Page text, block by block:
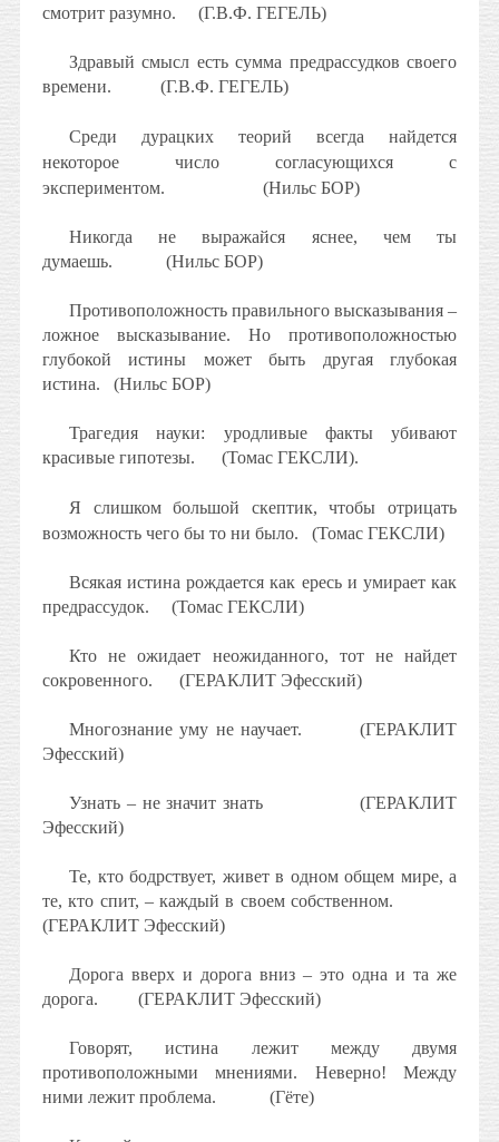
смотрит разумно.
(Г.В.Ф. ГЕГЕЛЬ)
Здравый смысл есть сумма предрассудков своего
времени.
(Г.В.Ф. ГЕГЕЛЬ)
Среди дурацких теорий всегда найдется
некоторое число согласующихся с
экспериментом.
(Нильс БОР)
Никогда не выражайся яснее, чем ты
думаешь.
(Нильс БОР)
Противоположность правильного высказывания –
ложное высказывание. Но противоположностью
глубокой истины может быть другая глубокая
истина.
(Нильс БОР)
Трагедия науки: уродливые факты убивают
красивые гипотезы.
(Томас ГЕКСЛИ).
Я слишком большой скептик, чтобы отрицать
возможность чего бы то ни было.
(Томас ГЕКСЛИ)
Всякая истина рождается как ересь и умирает как
предрассудок.
(Томас ГЕКСЛИ)
Кто не ожидает неожиданного, тот не найдет
сокровенного.
(ГЕРАКЛИТ Эфесский)
Многознание уму не научает.
(ГЕРАКЛИТ
Эфесский)
Узнать – не значит знать
(ГЕРАКЛИТ
Эфесский)
Те, кто бодрствует, живет в одном общем мире, а
те, кто спит, – каждый в своем собственном.
(ГЕРАКЛИТ Эфесский)
Дорога вверх и дорога вниз – это одна и та же
дорога.
(ГЕРАКЛИТ Эфесский)
Говорят, истина лежит между двумя
противоположными мнениями. Неверно! Между
ними лежит проблема.
(Гёте)